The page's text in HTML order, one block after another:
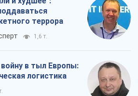
террора
1,6 т.
в тыл Европы:
логистика